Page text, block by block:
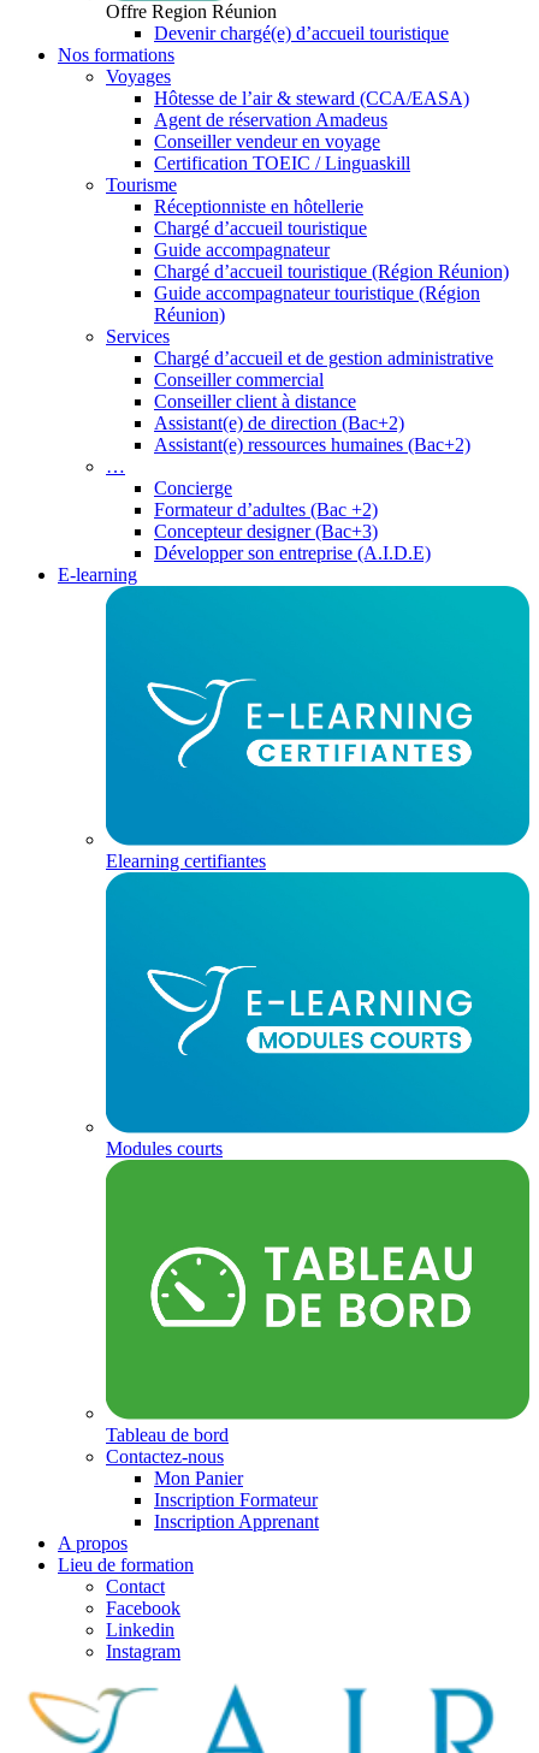
Offre Region Réunion
Devenir chargé(e) d’accueil touristique
Nos formations
Voyages
Hôtesse de l’air & steward (CCA/EASA)
Agent de réservation Amadeus
Conseiller vendeur en voyage
Certification TOEIC / Linguaskill
Tourisme
Réceptionniste en hôtellerie
Chargé d’accueil touristique
Guide accompagnateur
Chargé d’accueil touristique (Région Réunion)
Guide accompagnateur touristique (Région
Réunion)
Services
Chargé d’accueil et de gestion administrative
Conseiller commercial
Conseiller client à distance
Assistant(e) de direction (Bac+2)
Assistant(e) ressources humaines (Bac+2)
…
Concierge
Formateur d’adultes (Bac +2)
Concepteur designer (Bac+3)
Développer son entreprise (A.I.D.E)
E-learning
Elearning certifiantes
Modules courts
Tableau de bord
Contactez-nous
Mon Panier
Inscription Formateur
Inscription Apprenant
A propos
Lieu de formation
Contact
Facebook
Linkedin
Instagram